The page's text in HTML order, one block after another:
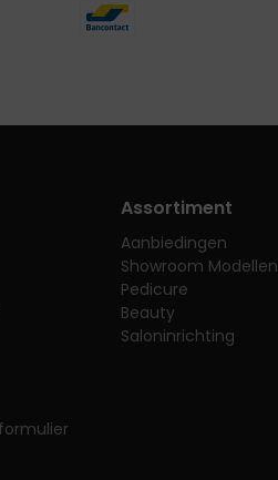
Assortiment
Aanbiedingen
Showroom Modellen
Pedicure
Beauty
Saloninrichting